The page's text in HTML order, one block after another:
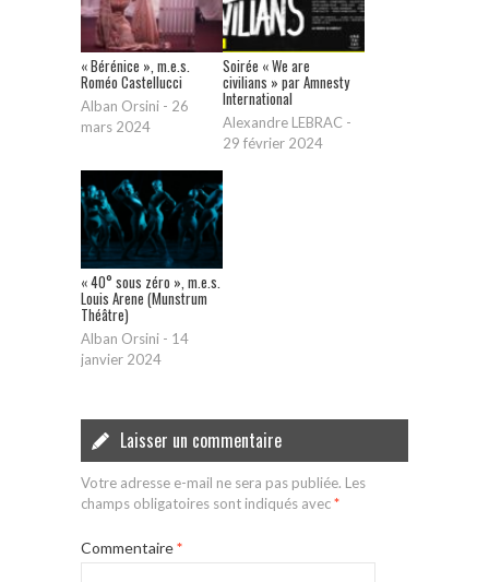
« Bérénice », m.e.s.
Roméo Castellucci
Alban Orsini - 26
mars 2024
Soirée « We are
civilians » par Amnesty
International
Alexandre LEBRAC -
29 février 2024
« 40° sous zéro », m.e.s.
Louis Arene (Munstrum
Théâtre)
Alban Orsini - 14
janvier 2024
Laisser un commentaire
Votre adresse e-mail ne sera pas publiée. Les
champs obligatoires sont indiqués avec*
Commentaire*